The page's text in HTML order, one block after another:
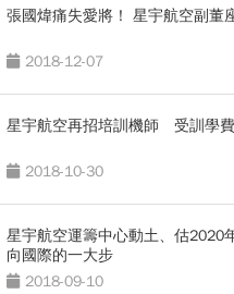
張國煒痛失愛將！ 星宇航空副董
2018-12-07
星宇航空再招培訓機師 受訓學費
2018-10-30
星宇航空運籌中心動土、估
向國際的一大步
2018-09-10